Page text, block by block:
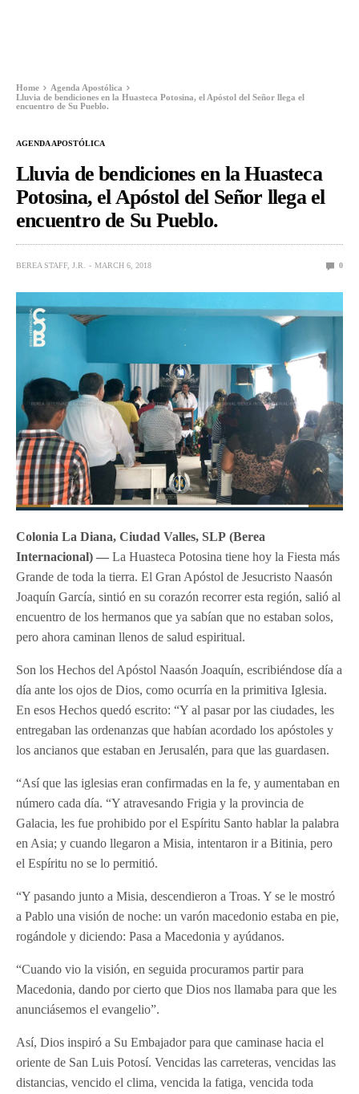
Home
Agenda Apostólica
Lluvia de bendiciones en la Huasteca Potosina, el Apóstol del Señor llega el
encuentro de Su Pueblo.
AGENDA APOSTÓLICA
Lluvia de bendiciones en la Huasteca
Potosina, el Apóstol del Señor llega el
encuentro de Su Pueblo.
BEREA STAFF, J.R. MARCH 6, 2018 0
Colonia La Diana, Ciudad Valles, SLP (Berea
Internacional) — La Huasteca Potosina tiene hoy la Fiesta más
Grande de toda la tierra. El Gran Apóstol de Jesucristo Naasón
Joaquín García, sintió en su corazón recorrer esta región, salió al
encuentro de los hermanos que ya sabían que no estaban solos,
pero ahora caminan llenos de salud espiritual.
Son los Hechos del Apóstol Naasón Joaquín, escribiéndose día a
día ante los ojos de Dios, como ocurría en la primitiva Iglesia.
En esos Hechos quedó escrito: “Y al pasar por las ciudades, les
entregaban las ordenanzas que habían acordado los apóstoles y
los ancianos que estaban en Jerusalén, para que las guardasen.
“Así que las iglesias eran confirmadas en la fe, y aumentaban en
número cada día. “Y atravesando Frigia y la provincia de
Galacia, les fue prohibido por el Espíritu Santo hablar la palabra
en Asia; y cuando llegaron a Misia, intentaron ir a Bitinia, pero
el Espíritu no se lo permitió.
“Y pasando junto a Misia, descendieron a Troas. Y se le mostró
a Pablo una visión de noche: un varón macedonio estaba en pie,
rogándole y diciendo: Pasa a Macedonia y ayúdanos.
“Cuando vio la visión, en seguida procuramos partir para
Macedonia, dando por cierto que Dios nos llamaba para que les
anunciásemos el evangelio”.
Así, Dios inspiró a Su Embajador para que caminase hacia el
oriente de San Luis Potosí. Vencidas las carreteras, vencidas las
distancias, vencido el clima, vencida la fatiga, vencida toda